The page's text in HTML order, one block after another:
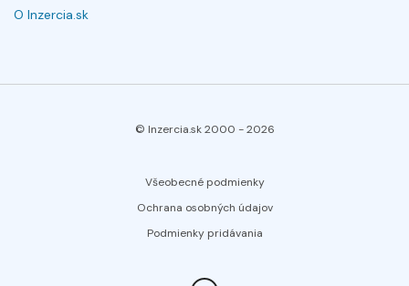
O Inzercia.sk
© Inzercia.sk 2000 -2026
Všeobecné podmienky
Ochrana osobných údajov
Podmienky pridávania